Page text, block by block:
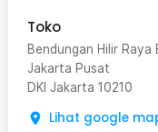
Toko
Bendungan Hilir Raya
Jakarta Pusat
DKI Jakarta 10210
Lihat google